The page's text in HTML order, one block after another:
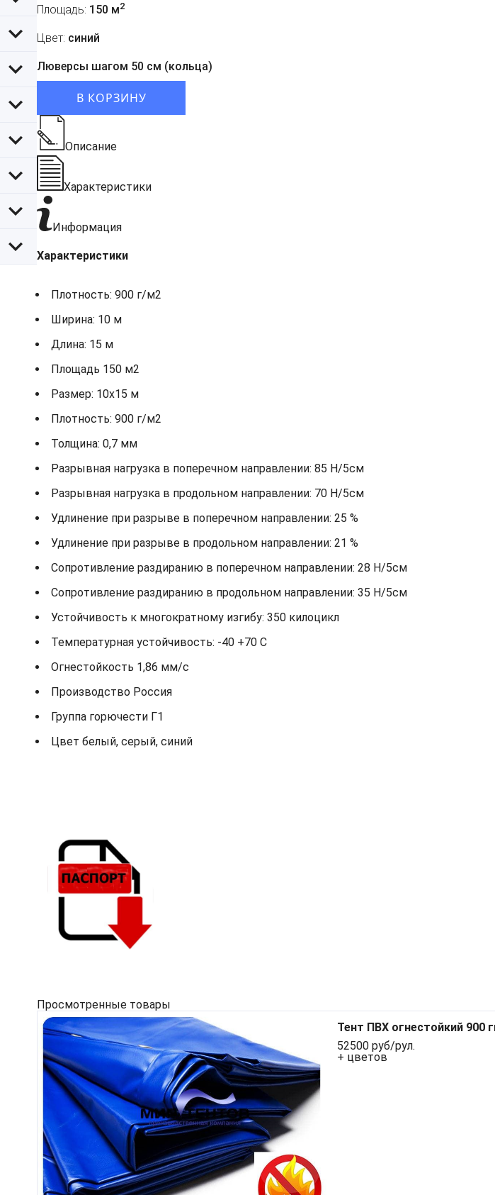
Площадь: 150 м2
Цвет: синий
Люверсы шагом 50 см (кольца)
В КОРЗИНУ
Описание
Характеристики
Информация
Характеристики
Плотность: 900 г/м2
Ширина: 10 м
Длина: 15 м
Площадь 150 м2
Размер: 10х15 м
Плотность: 900 г/м2
Толщина: 0,7 мм
Разрывная нагрузка в поперечном направлении: 85 Н/5см
Разрывная нагрузка в продольном направлении: 70 Н/5см
Удлинение при разрыве в поперечном направлении: 25 %
Удлинение при разрыве в продольном направлении: 21 %
Сопротивление раздиранию в поперечном направлении: 28 Н/5см
Сопротивление раздиранию в продольном направлении: 35 Н/5см
Устойчивость к многократному изгибу: 350 килоцикл
Температурная устойчивость: -40 +70 С
Огнестойкость 1,86 мм/с
Производство Россия
Группа горючести Г1
Цвет белый, серый, синий
Просмотренные товары
Тент ПВХ огнестойкий 900
52500 руб/рул.
+ цветов